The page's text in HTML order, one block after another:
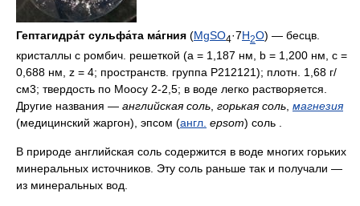
Гептагидра́т сульфа́та ма́гния (MgSO4·7H2O) — бесцв.
кристаллы с ромбич. решеткой (а = 1,187 нм, b = 1,200 нм, с =
0,688 нм, z = 4; пространств. группа Р212121); плотн. 1,68 г/
см3; твердость по Моосу 2-2,5; в воде легко растворяется.
Другие названия — английская соль горькая соль магнезия
(медицинский жаргон), эпсом (англ. epsom) соль .
В природе английская соль содержится в воде многих горьких
минеральных источников. Эту соль раньше так и получали —
из минеральных вод.